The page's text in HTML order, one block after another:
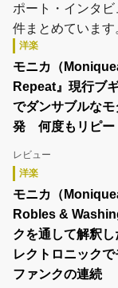
ポート・インタ
件まとめています
洋楽
モニカ（
Repeat』現行ブ
でダンサブルな
発 何度もリピー
レビュー
洋楽
モニカ（
Robles &
クを通して解釈
レクトロニックで
ファンクの連続